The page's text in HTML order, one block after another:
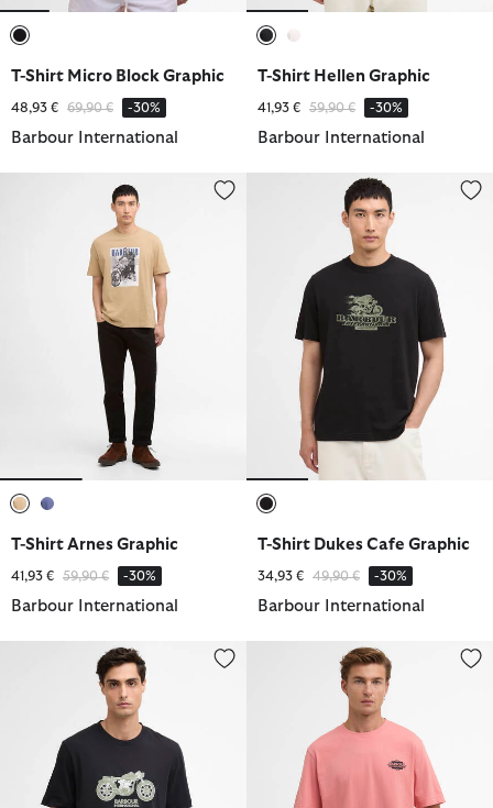
T-Shirt Micro Block Graphic
48,93 € Reduziert von
69,90 €bis-30%
Barbour International
T-Shirt Hellen Graphic
41,93 € Reduziert von
59,90 €bis-30%
Barbour International
T-Shirt Arnes Graphic
T-Shirt Arnes Graphic
41,93 € Reduziert von
59,90 €bis-30%
Barbour International
T-Shirt Dukes Cafe Graphic
T-Shirt Dukes Cafe Graphic
34,93 € Reduziert von
49,90 €bis-30%
Barbour International
T-Shirt Piston Graphic T-Shirt Wilmslow Graphic